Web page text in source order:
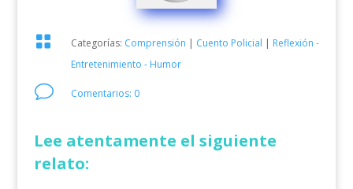
 Categorías: Comprensión | Cuento Policial | Reflexión -
Entretenimiento - Humor
v Comentarios: 0
Lee atentamente el siguiente
relato: